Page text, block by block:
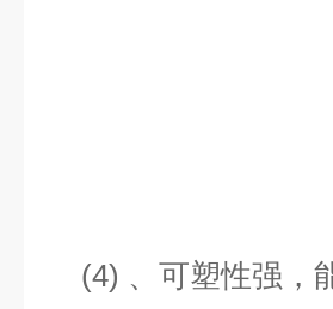
(4) 、可塑性强，